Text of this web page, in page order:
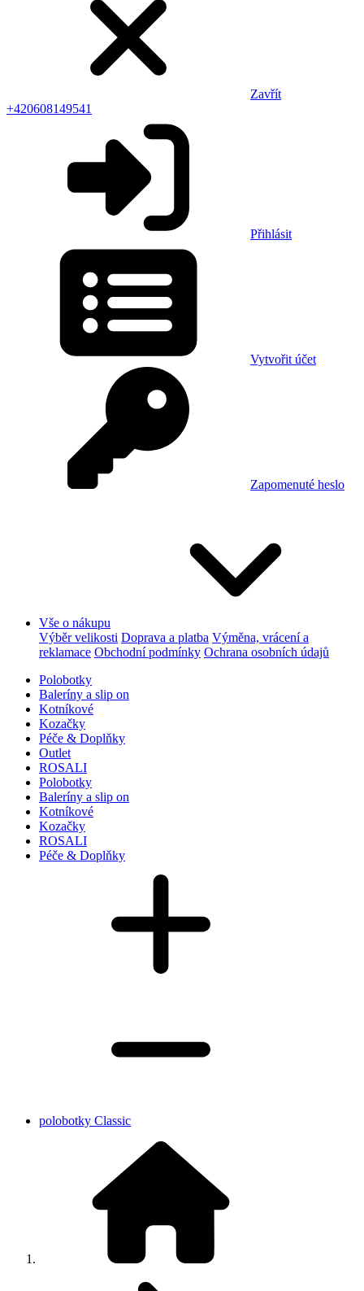
Zavřít
+420608149541
Přihlásit
Vytvořit účet
Zapomenuté heslo
Vše o nákupu
Výběr velikosti Doprava a platba Výměna, vrácení a
reklamace Obchodní podmínky Ochrana osobních údajů
Polobotky
Baleríny a slip on
Kotníkové
Kozačky
Péče & Doplňky
Outlet
ROSALI
Polobotky
Baleríny a slip on
Kotníkové
Kozačky
ROSALI
Péče & Doplňky
polobotky Classic